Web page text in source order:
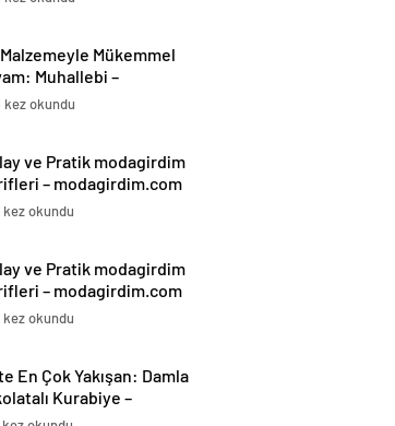
Mükemmel
Muhallebi –
kez okundu
ve Pratik modagirdim
– modagirdim.com
kez okundu
ve Pratik modagirdim
– modagirdim.com
kez okundu
En Çok Yakışan: Damla
Kurabiye –